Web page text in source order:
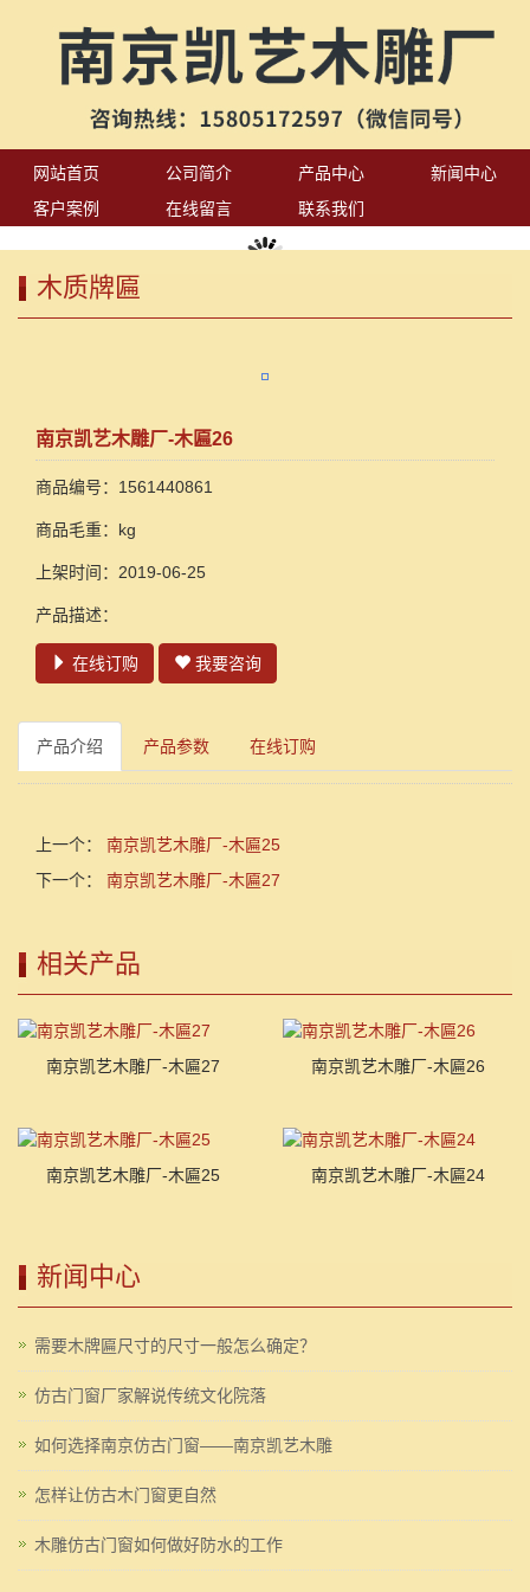
网站首页 公司简介 产品中心
新闻中心
客户案例
在线留言 联系我们
木质牌匾
南京凯艺木雕厂-木匾26
商品编号：1561440861
商品毛重：kg
上架时间：2019-06-25
产品描述：
在线订购 我要咨询
产品介绍 产品参数 在线订购
上一个：
南京凯艺木雕厂-木匾25
下一个：
南京凯艺木雕厂-木匾27
相关产品
南京凯艺木雕厂-木匾27 南京凯艺木雕厂-木匾26
南京凯艺木雕厂-木匾25 南京凯艺木雕厂-木匾24
新闻中心
需要木牌匾尺寸的尺寸一般怎么确定？
仿古门窗厂家解说传统文化院落
如何选择南京仿古门窗——南京凯艺木雕
怎样让仿古木门窗更自然
木雕仿古门窗如何做好防水的工作